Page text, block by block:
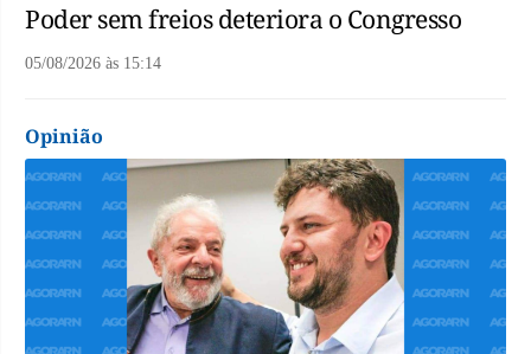
Poder sem freios deteriora o Congresso
05/08/2026 às 15:14
Opinião